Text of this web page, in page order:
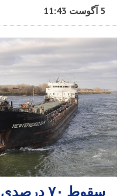
5 آگوست 11:43
سقوط ۷۰